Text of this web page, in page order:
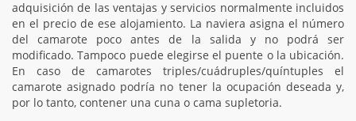
adquisición de las ventajas y servicios normalmente incluidos
en el precio de ese alojamiento. La naviera asigna el número
del camarote poco antes de la salida y no podrá ser
modificado. Tampoco puede elegirse el puente o la ubicación.
En caso de camarotes triples/cuádruples/quíntuples el
camarote asignado podría no tener la ocupación deseada y,
por lo tanto, contener una cuna o cama supletoria.